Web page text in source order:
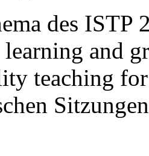
des ISTP
and
teaching